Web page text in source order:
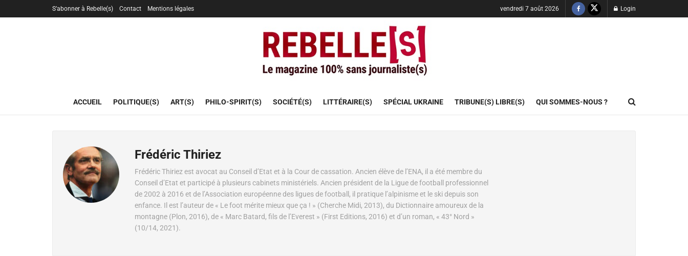
S’abonner à Rebelle(s) Contact Mentions légales vendredi 7 août 2026 Login
ACCUEIL POLITIQUE(S) ART(S) PHILO-SPIRIT(S) SOCIÉTÉ(S) LITTÉRAIRE(S) SPÉCIAL UKRAINE TRIBUNE(S) LIBRE(S) QUI SOMMES-NOUS ?
Frédéric Thiriez
Frédéric Thiriez est avocat au Conseil d’Etat et à la Cour de cassation. Ancien élève de l’ENA, il a été membre du
Conseil d’Etat et participé à plusieurs cabinets ministériels. Ancien président de la Ligue de football professionnel
de 2002 à 2016 et de l’Association européenne des ligues de football, il pratique l’alpinisme et le ski depuis son
enfance. Il est l’auteur de « Le foot mérite mieux que ça ! » (Cherche Midi, 2013), du Dictionnaire amoureux de la
montagne (Plon, 2016), de « Marc Batard, fils de l’Everest » (First Editions, 2016) et d’un roman, « 43° Nord »
(10/14, 2021).